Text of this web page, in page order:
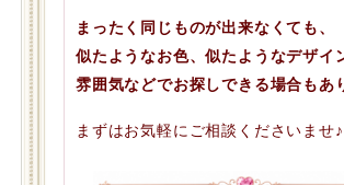
まったく同じものが出来なくても、
似たようなお色、似たようなデザイ
雰囲気などでお探しできる場合もあ
まずはお気軽にご相談くださいませ♪